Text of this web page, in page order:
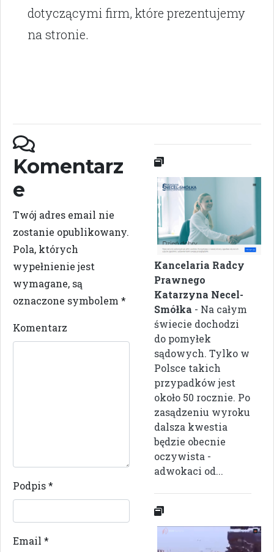
dotyczącymi firm, które prezentujemy
na stronie.
Komentarz
e
Twój adres email nie
zostanie opublikowany.
Pola, których
wypełnienie jest
wymagane, są
oznaczone symbolem *
Komentarz
Podpis*
Email *
Kancelaria Radcy
Prawnego
Katarzyna Necel-
Smółka - Na całym
świecie dochodzi
do pomyłek
sądowych. Tylko w
Polsce takich
przypadków jest
około 50 rocznie. Po
zasądzeniu wyroku
dalsza kwestia
będzie obecnie
oczywista -
adwokaci od...